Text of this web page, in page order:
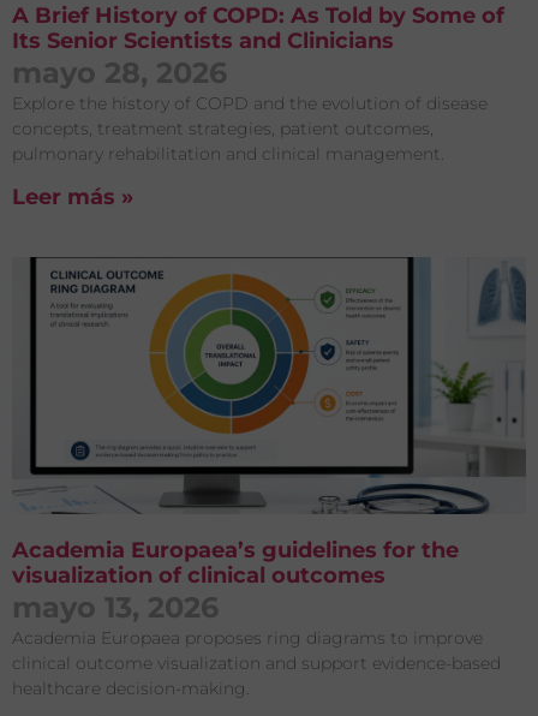
A Brief History of COPD: As Told by Some of
Its Senior Scientists and Clinicians
mayo 28, 2026
Explore the history of COPD and the evolution of disease
concepts, treatment strategies, patient outcomes,
pulmonary rehabilitation and clinical management.
Leer más »
Academia Europaea’s guidelines for the
visualization of clinical outcomes
mayo 13, 2026
Academia Europaea proposes ring diagrams to improve
clinical outcome visualization and support evidence-based
healthcare decision-making.